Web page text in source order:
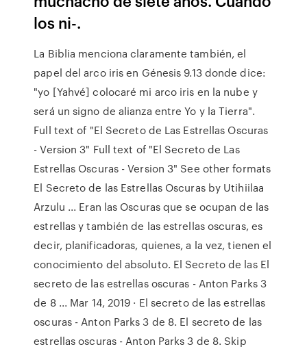
los ni-.
La Biblia menciona claramente también, el
papel del arco iris en Génesis 9.13 donde dice:
"yo [Yahvé] colocaré mi arco iris en la nube y
será un signo de alianza entre Yo y la Tierra".
Full text of "El Secreto de Las Estrellas Oscuras
- Version 3" Full text of "El Secreto de Las
Estrellas Oscuras - Version 3" See other formats
El Secreto de las Estrellas Oscuras by Utihiilaa
Arzulu ... Eran las Oscuras que se ocupan de las
estrellas y también de las estrellas oscuras, es
decir, planificadoras, quienes, a la vez, tienen el
conocimiento del absoluto. El Secreto de las El
secreto de las estrellas oscuras - Anton Parks 3
de 8 ... Mar 14, 2019 · El secreto de las estrellas
oscuras - Anton Parks 3 de 8. El secreto de las
estrellas oscuras - Anton Parks 3 de 8. Skip